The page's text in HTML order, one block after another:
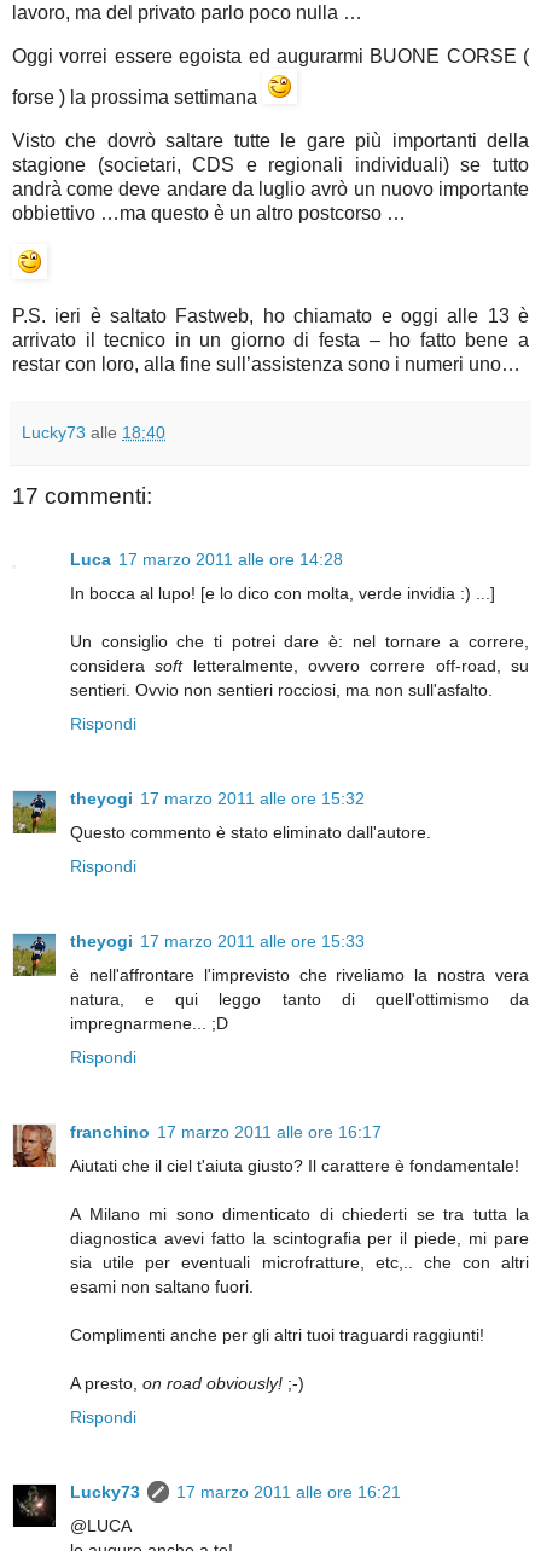
lavoro, ma del privato parlo poco nulla …
Oggi vorrei essere egoista ed augurarmi BUONE CORSE (
forse ) la prossima settimana
Visto che dovrò saltare tutte le gare più importanti della
stagione (societari, CDS e regionali individuali) se tutto
andrà come deve andare da luglio avrò un nuovo importante
obbiettivo …ma questo è un altro postcorso …
P.S. ieri è saltato Fastweb, ho chiamato e oggi alle 13 è
arrivato il tecnico in un giorno di festa – ho fatto bene a
restar con loro, alla fine sull’assistenza sono i numeri uno…
Lucky73 alle 18:40
17 commenti:
Luca 17 marzo 2011 alle ore 14:28
In bocca al lupo! [e lo dico con molta, verde invidia :) ...]
Un consiglio che ti potrei dare è: nel tornare a correre,
considerasoftletteralmente, ovvero correre off-road, su
sentieri. Ovvio non sentieri rocciosi, ma non sull'asfalto.
Rispondi
theyogi 17 marzo 2011 alle ore 15:32
Questo commento è stato eliminato dall'autore.
Rispondi
theyogi 17 marzo 2011 alle ore 15:33
è nell'affrontare l'imprevisto che riveliamo la nostra vera
natura, e qui leggo tanto di quell'ottimismo da
impregnarmene... ;D
Rispondi
franchino 17 marzo 2011 alle ore 16:17
Aiutati che il ciel t'aiuta giusto? Il carattere è fondamentale!
A Milano mi sono dimenticato di chiederti se tra tutta la
diagnostica avevi fatto la scintografia per il piede, mi pare
sia utile per eventuali microfratture, etc,.. che con altri
esami non saltano fuori.
Complimenti anche per gli altri tuoi traguardi raggiunti!
A presto, on road obviously! ;-)
Rispondi
Lucky73
17 marzo 2011 alle ore 16:21
@LUCA